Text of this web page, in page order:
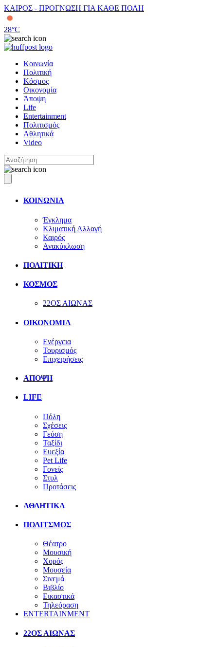
ΚΑΙΡΟΣ - ΠΡΟΓΝΩΣΗ ΓΙΑ ΚΑΘΕ ΠΟΛΗ
28°C
Κοινωνία
Πολιτική
Κόσμος
Οικονομία
Άποψη
Life
Entertainment
Πολιτισμός
Αθλητικά
Video
ΚΟΙΝΩΝΙΑ
Έγκλημα
Κλιματική Αλλαγή
Καιρός
Ανακύκλωση
ΠΟΛΙΤΙΚΗ
ΚΟΣΜΟΣ
22ΟΣ ΑΙΩΝΑΣ
ΟΙΚΟΝΟΜΙΑ
Ενέργεια
Τουρισμός
Επιχειρήσεις
ΑΠΟΨΗ
LIFE
Πόλη
Σχέσεις
Γεύση
Ταξίδι
Ευεξία
Pet Life
Γονείς
Στυλ
Προτάσεις
ΑΘΛΗΤΙΚΑ
ΠΟΛΙΤΣΜΟΣ
Θέατρο
Μουσική
Χορός
Μουσεία
Σινεμά
Βιβλίο
Εικαστικά
Τηλεόραση
ENTERTAINMENT
22ΟΣ ΑΙΩΝΑΣ